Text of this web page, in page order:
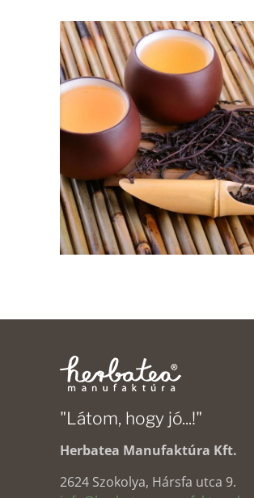
"Látom, hogy jó...!"
Herbatea Manufaktúra Kft.
2624 Szokolya, Hársfa utca 9.